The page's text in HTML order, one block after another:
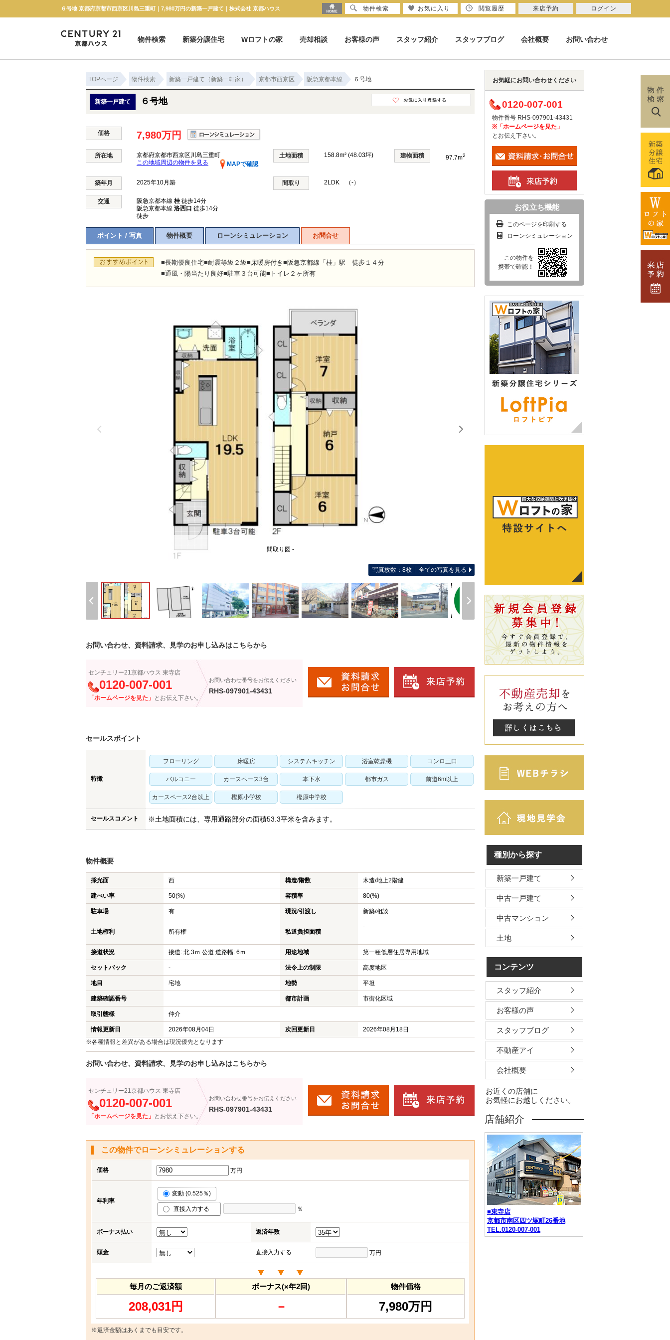
６号地 京都府京都市西京区川島三重町｜7,980万円の新築一戸建て｜株式会社 京都ハウス
物件検索
新築分譲住宅 Wロフトの家 売却相談 お客様の声 スタッフ紹介 スタッフブログ 会社概要 お問い合わせ
TOPページ 物件検索 新築一戸建て（新築一軒家） 京都市西京区 阪急京都本線 ６号地
新築一戸建て ６号地
価格 7,980万円
所在地
京都府京都市西京区川島三重町
MAPで確認
この地域周辺の物件を見る
土地面積 158.8m² (48.03坪) 建物面積 97.7m2
築年月 2025年10月築 間取り 2LDK （-）
交通 阪急京都本線 桂 徒歩14分
阪急京都本線 洛西口 徒歩14分
徒歩
ポイント / 写真 物件概要 ローンシミュレーション お問合せ
■長期優良住宅■耐震等級２級■床暖房付き■阪急京都線「桂」駅 徒歩１４分
■通風・陽当たり良好■駐車３台可能■トイレ２ヶ所有
間取り図 -
写真枚数：8枚 全ての写真を見る
お問い合わせ、資料請求、見学のお申し込みはこちらから
センチュリー21京都ハウス 東寺店
0120-007-001
「ホームページを見た」 とお伝え下さい。
お問い合わせ番号をお伝えください
RHS-097901-43431
セールスポイント
特徴
フローリング 床暖房 システムキッチン 浴室乾燥機 コンロ三口
バルコニー カースペース3台 本下水 都市ガス 前道6m以上
カースペース2台以上 樫原小学校 樫原中学校
セールスコメント ※土地面積には、専用通路部分の面積53.3平米を含みます。
物件概要
採光面 西 構造/階数 木造/地上2階建
建ぺい率 50(%) 容積率 80(%)
駐車場 有 現況/引渡し 新築/相談
土地権利 所有権 私道負担面積
-
接道状況 接道: 北 3ｍ 公道 道路幅: 6ｍ 用途地域 第一種低層住居専用地域
セットバック - 法令上の制限 高度地区
地目 宅地 地勢 平坦
建築確認番号 都市計画 市街化区域
取引態様 仲介
情報更新日 2026年08月04日 次回更新日
2026年08月18日
※各種情報と差異がある場合は現況優先となります
お問い合わせ、資料請求、見学のお申し込みはこちらから
センチュリー21京都ハウス 東寺店
0120-007-001
「ホームページを見た」 とお伝え下さい。
お問い合わせ番号をお伝えください
RHS-097901-43431
この物件でローンシミュレーションする
価格 万円
年利率
変動 (0.525％)
直接入力する ％
ボーナス払い 返済年数
頭金 直接入力する 万円
毎月のご返済額
208,031円
ボーナス(×年2回)
－
物件価格
7,980万円
※返済金額はあくまでも目安です。
お気軽にお問い合わせください
0120-007-001
物件番号 RHS-097901-43431
※「ホームページを見た」
とお伝え下さい。
お役立ち機能
このページを印刷する
ローンシミュレーション
この物件を
携帯で確認！
種別から探す
新築一戸建て
中古一戸建て
中古マンション
土地
コンテンツ
スタッフ紹介
お客様の声
スタッフブログ
不動産アイ
会社概要
お近くの店舗に
お気軽にお越しください。
店舗紹介
■東寺店
京都市南区四ツ塚町26番地
TEL.0120-007-001
物件検索 お気に入り 閲覧履歴 来店予約 ログイン